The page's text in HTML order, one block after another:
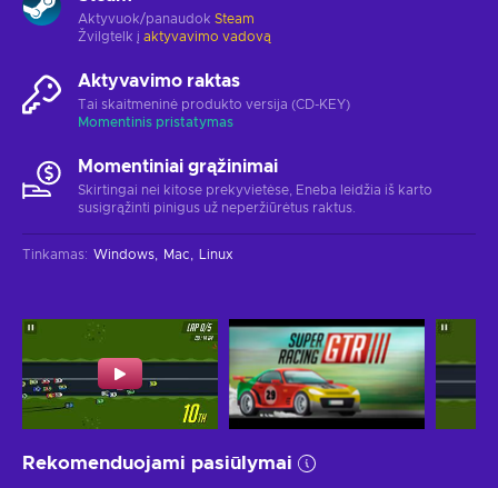
Aktyvuok/panaudok Steam
Žvilgtelk į aktyvavimo vadovą
Aktyvavimo raktas
Tai skaitmeninė produkto versija (CD-KEY)
Momentinis pristatymas
Momentiniai grąžinimai
Skirtingai nei kitose prekyvietėse, Eneba leidžia iš karto
susigrąžinti pinigus už neperžiūrėtus raktus.
Tinkamas: Windows Mac Linux
Rekomenduojami pasiūlymai